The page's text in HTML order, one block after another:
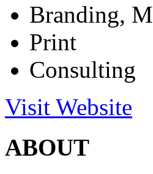
Branding,
Print
Consulting
Visit Website
ABOUT